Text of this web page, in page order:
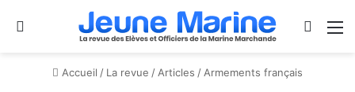
Se connecter
Accueil / La revue / Articles / Armements français